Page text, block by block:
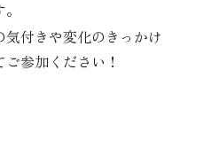
付きや変化のきっかけ
参加ください！